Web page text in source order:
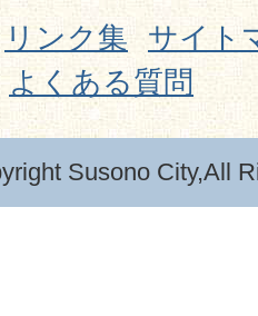
リンク集
サイト
よくある質問
Susono City,All